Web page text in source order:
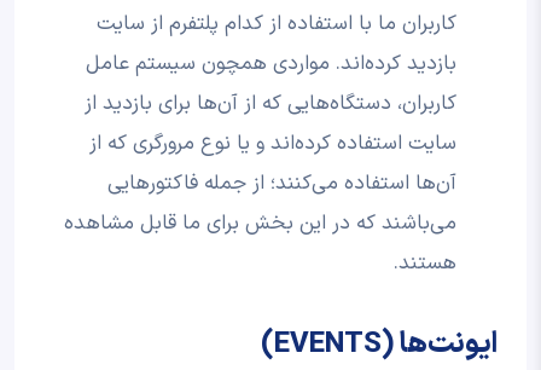
کاربران ما با استفاده از کدام پلتفرم از سایت
بازدید کرده‌اند. مواردی همچون سیستم عامل
کاربران، دستگاه‌هایی که از آن‌ها برای بازدید از
سایت استفاده کرده‌اند و یا نوع مرورگری که از
آن‌ها استفاده می‌کنند؛ از جمله فاکتورهایی
می‌باشند که در این بخش برای ما قابل مشاهده
هستند.
ایونت‌ها (EVENTS)